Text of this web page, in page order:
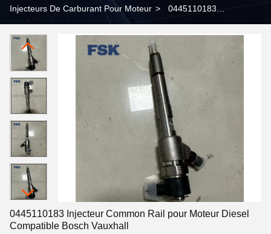
Injecteurs De Carburant Pour Moteur > 0445110183
Bosch Vauxhall
0445110183 Injecteur Common Rail pour Moteur Diesel
Compatible Bosch Vauxhall